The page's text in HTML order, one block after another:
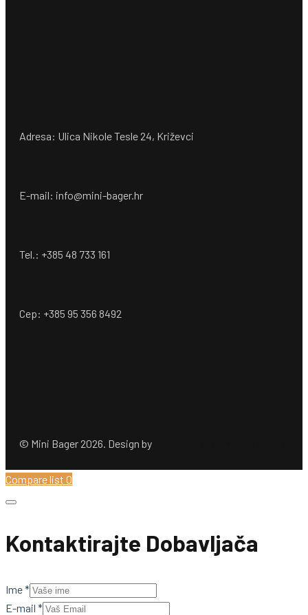
Adresa: Ulica Nikole Tesle 24, Križevci
E-mail: info@mini-bager.hr
Tel.: +385 48 733 161
Cep: +385 95 356 8492
© Mini Bager 2026. Design by
Compare list 0
Kontaktirajte Dobavljača
Ime*
E-mail *